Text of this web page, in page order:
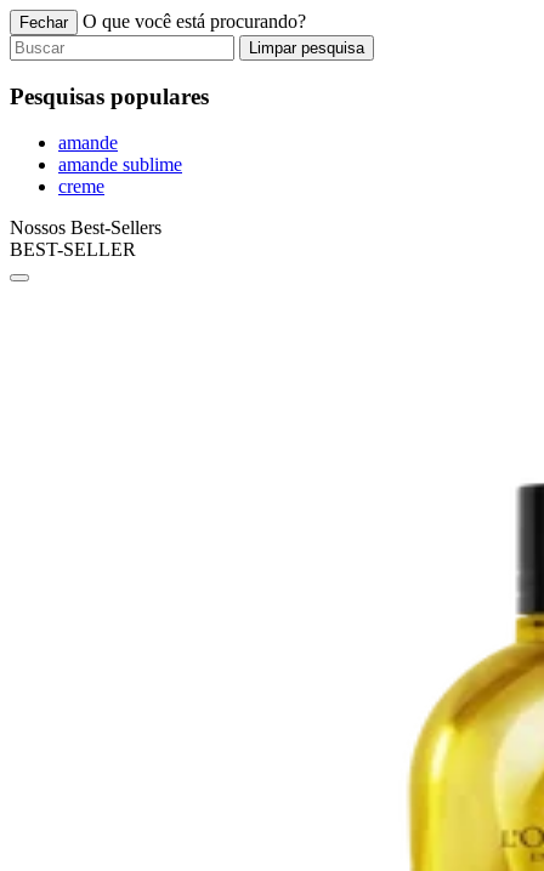
Fechar O que você está procurando?
Limpar pesquisa
Pesquisas populares
amande
amande sublime
creme
Nossos Best-Sellers
BEST-SELLER